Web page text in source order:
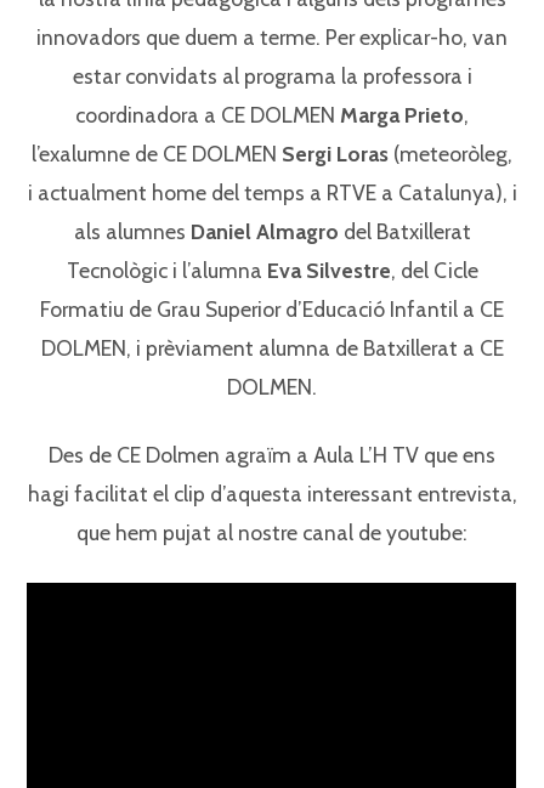
innovadors que duem a terme. Per explicar-ho, van
estar convidats al programa la professora i
coordinadora a CE DOLMEN Marga Prieto,
l’exalumne de CE DOLMEN Sergi Loras (meteoròleg,
i actualment home del temps a RTVE a Catalunya), i
als alumnes Daniel Almagro del Batxillerat
Tecnològic i l’alumna Eva Silvestre, del Cicle
Formatiu de Grau Superior d’Educació Infantil a CE
DOLMEN, i prèviament alumna de Batxillerat a CE
DOLMEN.
Des de CE Dolmen agraïm a Aula L’H TV que ens
hagi facilitat el clip d’aquesta interessant entrevista,
que hem pujat al nostre canal de youtube: